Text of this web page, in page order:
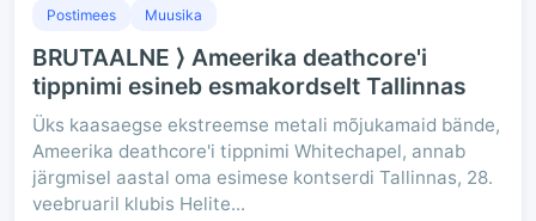
Postimees Muusika
BRUTAALNE ⟩ Ameerika deathcore'i
tippnimi esineb esmakordselt Tallinnas
Üks kaasaegse ekstreemse metali mõjukamaid bände,
Ameerika deathcore'i tippnimi Whitechapel, annab
järgmisel aastal oma esimese kontserdi Tallinnas, 28.
veebruaril klubis Helite...